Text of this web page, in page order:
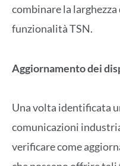
combinare la
funzionalità TSN.
Aggiornamento dei
Una volta identificata
comunicazioni
verificare come